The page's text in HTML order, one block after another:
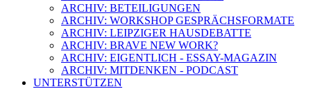
ARCHIV: BETEILIGUNGEN
ARCHIV: WORKSHOP GESPRÄCHSFORMATE
ARCHIV: LEIPZIGER HAUSDEBATTE
ARCHIV: BRAVE NEW WORK?
ARCHIV: EIGENTLICH - ESSAY-MAGAZIN
ARCHIV: MITDENKEN - PODCAST
UNTERSTÜTZEN